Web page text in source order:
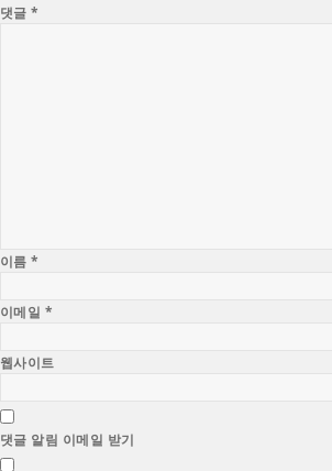
댓글*
이름*
이메일 *
웹사이트
댓글 알림 이메일 받기